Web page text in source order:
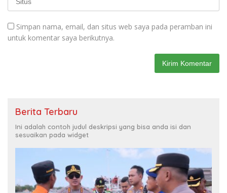
Simpan nama, email, dan situs web saya pada peramban ini
untuk komentar saya berikutnya.
Berita Terbaru
Ini adalah contoh judul deskripsi yang bisa anda isi dan
sesuaikan pada widget